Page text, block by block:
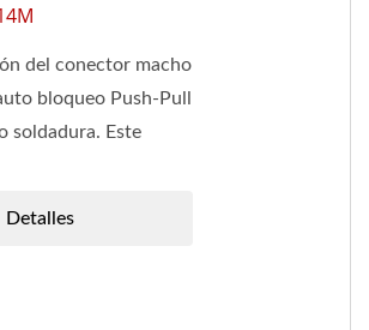
del conector macho
bloqueo Push-Pull
soldadura. Este
Detalles